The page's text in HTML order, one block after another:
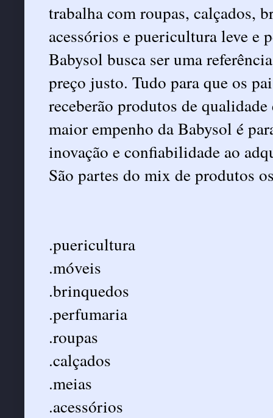
trabalha com roupas, calçados,
acessórios e puericultura leve e
Babysol busca ser uma
preço justo. Tudo para que os
receberão produtos de
maior empenho da Babysol é
inovação e confiabilidade ao
São partes do mix de produtos
.puericultura
.móveis
.brinquedos
.perfumaria
.roupas
.calçados
.meias
.acessórios